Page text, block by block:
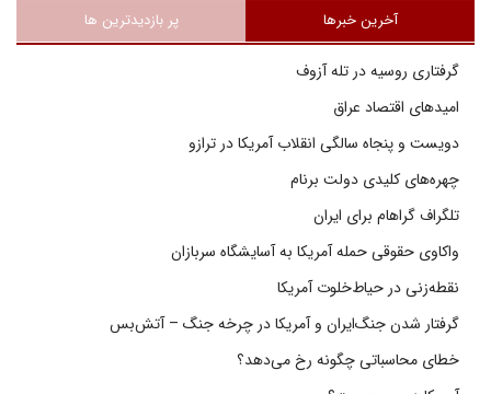
آخرین خبرها پر بازدیدترین ها
گرفتاری روسیه در تله آزوف
امیدهای اقتصاد عراق
دویست و پنجاه سالگی انقلاب آمریکا در ترازو
چهره‌های کلیدی دولت برنام
تلگراف گراهام برای ایران
واکاوی حقوقی حمله آمریکا به آسایشگاه سربازان
نقطه‌زنی در حیاط‌خلوت آمریکا
گرفتار شدن جنگ‌ایران و آمریکا در چرخه جنگ – آتش‌بس
خطای محاسباتی چگونه رخ می‌دهد؟